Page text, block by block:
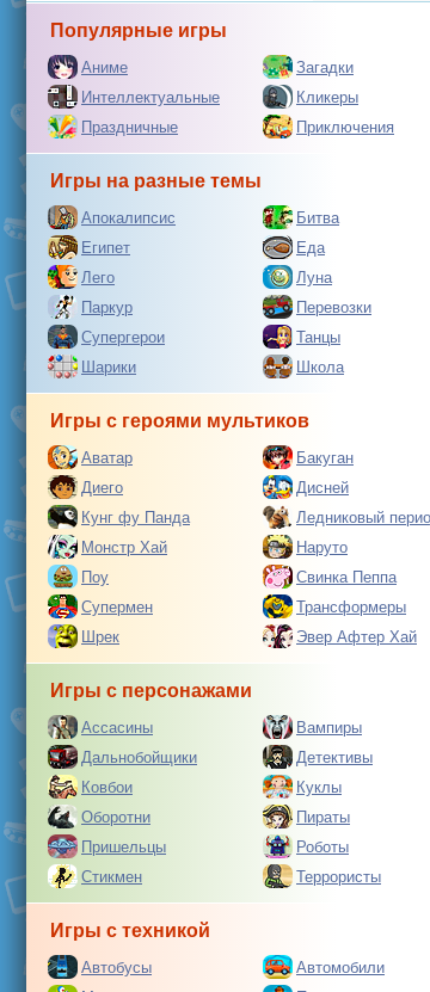
Популярные игры
Аниме Загадки
Интеллектуальные
Кликеры
Праздничные
Приключения
Игры на разные темы
Апокалипсис Битва
Египет
Еда
Лего
Луна
Паркур
Перевозки
Супергерои
Танцы
Шарики
Школа
Игры с героями мультиков
Аватар Бакуган
Диего
Дисней
Кунг фу Панда
Ледниковый
Монстр Хай
Наруто
Поу
Свинка Пеппа
Супермен
Трансформеры
Шрек
Эвер Афтер Хай
Игры с персонажами
Ассасины Вампиры
Дальнобойщики
Детективы
Ковбои
Куклы
Оборотни
Пираты
Пришельцы
Роботы
Стикмен
Террористы
Игры с техникой
Автобусы Автомобили